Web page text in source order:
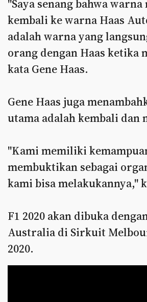
"Saya senang bahwa
kembali ke warna Haas
adalah warna yang
orang dengan Haas ketika
kata Gene Haas.
Gene Haas juga
utama adalah kembali dan
"Kami memiliki
membuktikan sebagai
kami bisa melakukannya,"
F1 2020 akan dibuka
Australia di Sirkuit
2020.